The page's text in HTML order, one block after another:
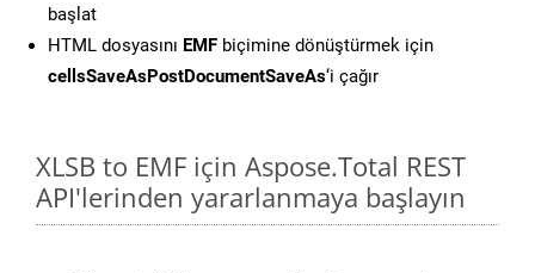
başlat
HTML dosyasını EMF biçimine dönüştürmek için
cellsSaveAsPostDocumentSaveAs‘i çağır
XLSB to EMF için Aspose.Total REST
API'lerinden yararlanmaya başlayın